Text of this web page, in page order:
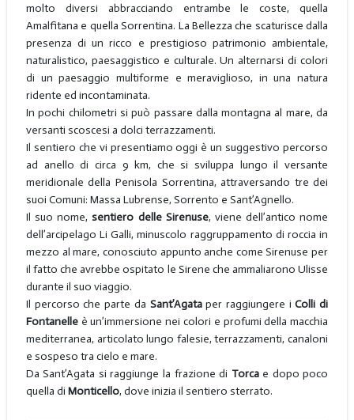
molto diversi abbracciando entrambe le coste, quella
Amalfitana e quella Sorrentina. La Bellezza che scaturisce dalla
presenza di un ricco e prestigioso patrimonio ambientale,
naturalistico, paesaggistico e culturale. Un alternarsi di colori
di un paesaggio multiforme e meraviglioso, in una natura
ridente ed incontaminata.
In pochi chilometri si può passare dalla montagna al mare, da
versanti scoscesi a dolci terrazzamenti.
Il sentiero che vi presentiamo oggi è un suggestivo percorso
ad anello di circa 9 km, che si sviluppa lungo il versante
meridionale della Penisola Sorrentina, attraversando tre dei
suoi Comuni: Massa Lubrense, Sorrento e Sant’Agnello.
Il suo nome,sentiero delle Sirenuse, viene dell’antico nome
dell’arcipelago Li Galli, minuscolo raggruppamento di roccia in
mezzo al mare, conosciuto appunto anche come Sirenuse per
il fatto che avrebbe ospitato le Sirene che ammaliarono Ulisse
durante il suo viaggio.
Il percorso che parte da Sant’Agataper raggiungere iColli di
Fontanelleè un’immersione nei colori e profumi della macchia
mediterranea, articolato lungo falesie, terrazzamenti, canaloni
e sospeso tra cielo e mare.
Da Sant’Agata si raggiunge la frazione di Torcae dopo poco
quella di Monticello, dove inizia il sentiero sterrato.